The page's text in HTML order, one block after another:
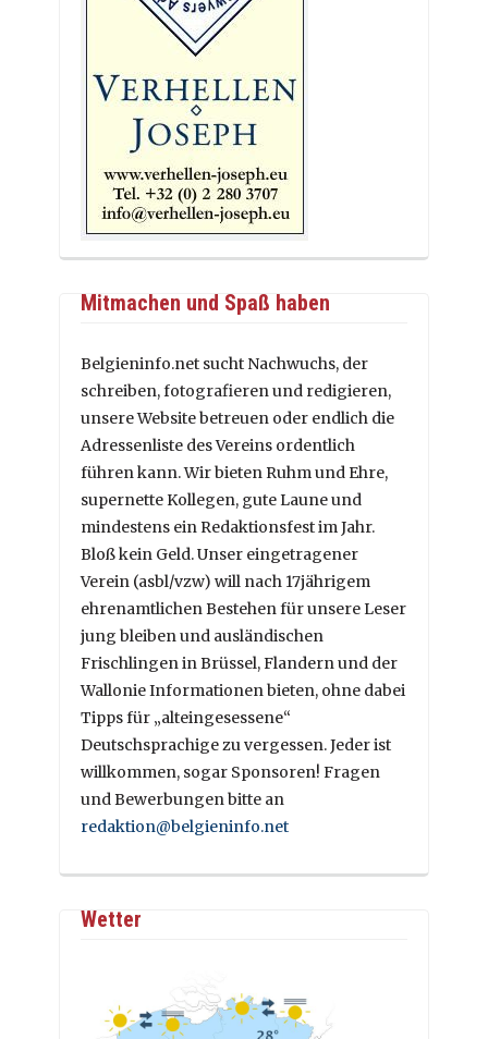
Mitmachen und Spaß haben
Belgieninfo.net sucht Nachwuchs, der
schreiben, fotografieren und redigieren,
unsere Website betreuen oder endlich die
Adressenliste des Vereins ordentlich
führen kann. Wir bieten Ruhm und Ehre,
supernette Kollegen, gute Laune und
mindestens ein Redaktionsfest im Jahr.
Bloß kein Geld. Unser eingetragener
Verein (asbl/vzw) will nach 17jährigem
ehrenamtlichen Bestehen für unsere Leser
jung bleiben und ausländischen
Frischlingen in Brüssel, Flandern und der
Wallonie Informationen bieten, ohne dabei
Tipps für „alteingesessene“
Deutschsprachige zu vergessen. Jeder ist
willkommen, sogar Sponsoren! Fragen
und Bewerbungen bitte an
redaktion@belgieninfo.net
Wetter